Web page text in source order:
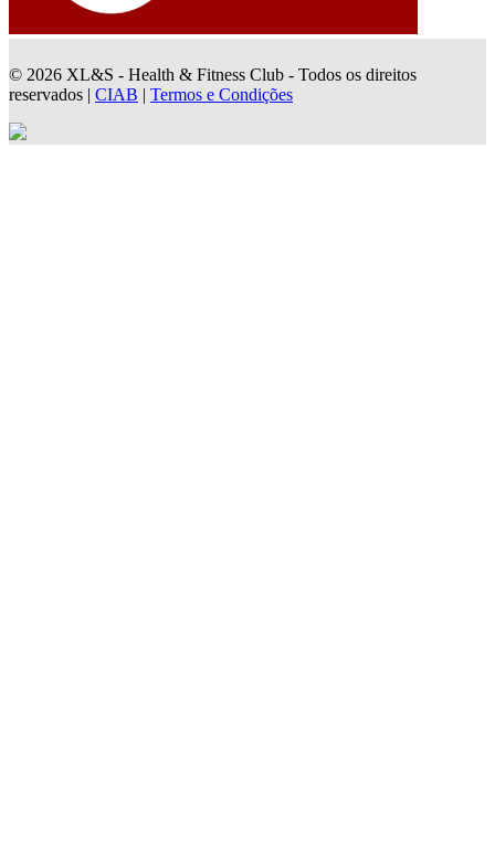
© 2026 XL&S - Health & Fitness Club - Todos os direitos
reservados | CIAB | Termos e Condições